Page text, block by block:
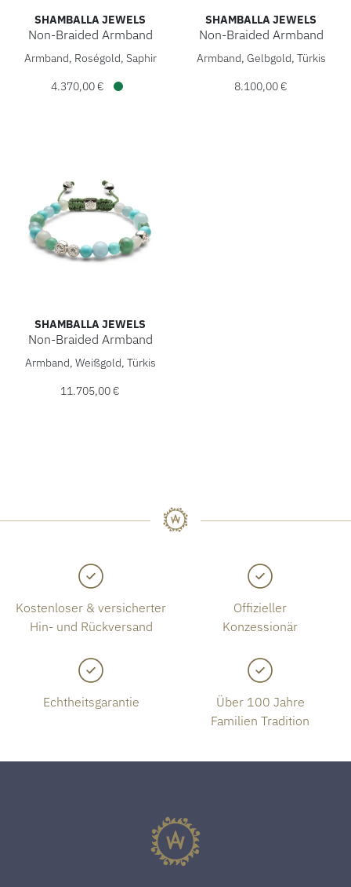
SHAMBALLA JEWELS
Non-Braided Armband
Shamballa Jewels Non-Braided Armband, Ref: D199163-
Armband, Roségold, Saphir
4.370,00 €
SHAMBALLA JEWELS
Non-Braided Armband
Shamballa Jewels Non-
Armband, Gelbgold, Türkis
8.100,00 €
SHAMBALLA JEWELS
Non-Braided Armband
Shamballa Jewels Non-Braided Armband, Ref: D199101-
Armband, Weißgold, Türkis
11.705,00 €
Kostenloser & versicherter
Hin- und Rückversand
Offizieller
Konzessionär
Echtheitsgarantie
Über 100 Jahre
Familien Tradition